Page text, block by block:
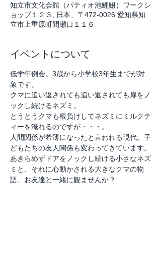
知立市文化会館（パティオ池鯉鮒）ワークシ
ョップ１２３, 日本、〒472-0026 愛知県知
立市上重原町間瀬口１１６
イベントについて
低学年例会。3歳から小学校3年生までが対
象です。
クマに追い返されても追い返されても扉をノ
ックし続けるネズミ。
とうとうクマも根負けしてネズミにミルクテ
ィーを淹れるのですが・・・。
人間関係が希薄になったと言われる現代。子
どもたちの友人関係も変わってきています。
あきらめずドアをノックし続ける小さなネズ
ミと、それに心動かされる大きなクマの物
語、お友達と一緒に観ませんか？